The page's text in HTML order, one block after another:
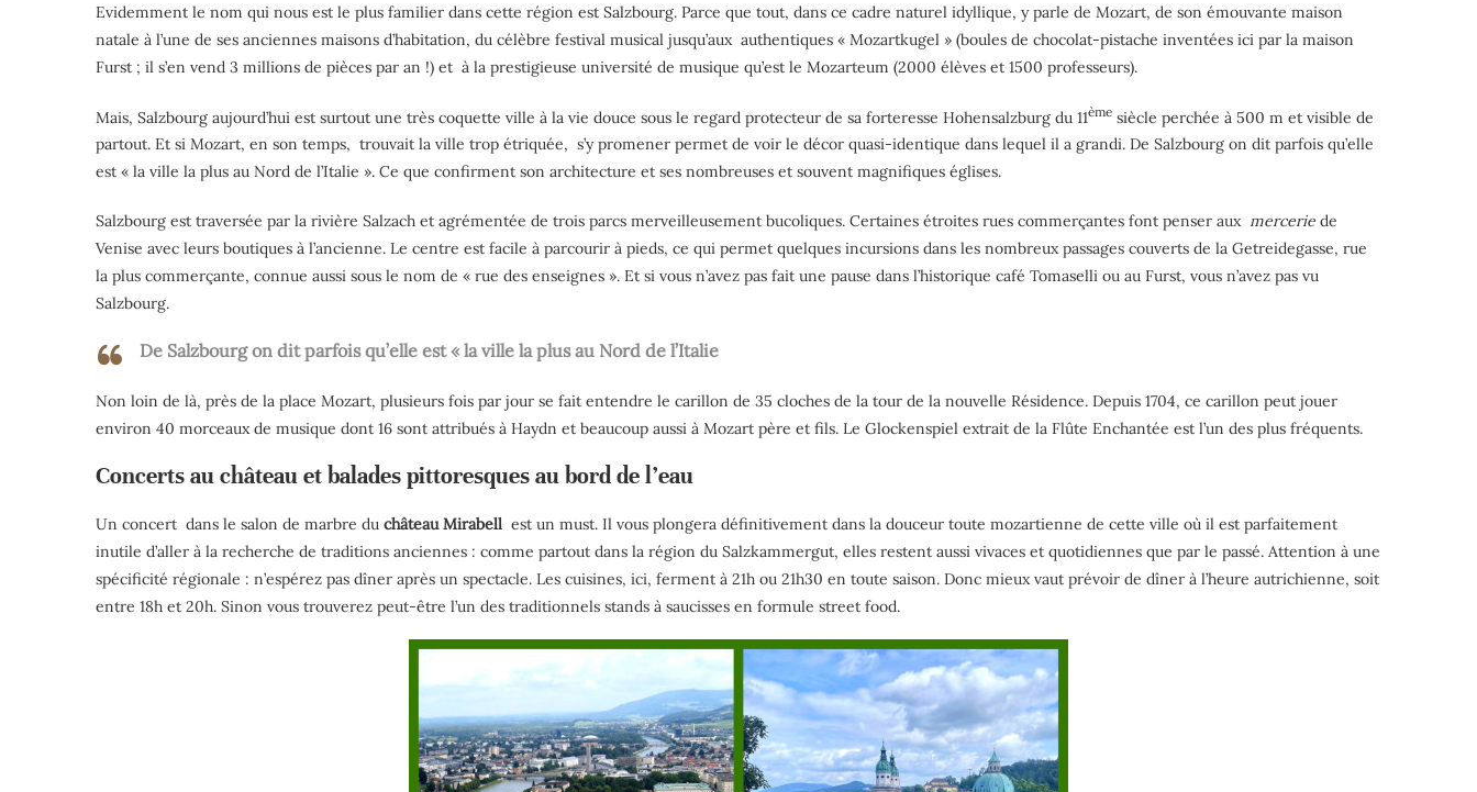
Evidemment le nom qui nous est le plus familier dans cette région est Salzbourg. Parce que tout, dans ce cadre naturel idyllique, y parle de Mozart, de son émouvante maison
natale à l’une de ses anciennes maisons d’habitation, du célèbre festival musical jusqu’aux authentiques « Mozartkugel » (boules de chocolat-pistache inventées ici par la maison
Furst ; il s’en vend 3 millions de pièces par an !) et à la prestigieuse université de musique qu’est le Mozarteum (2000 élèves et 1500 professeurs).
Mais, Salzbourg aujourd’hui est surtout une très coquette ville à la vie douce sous le regard protecteur de sa forteresse Hohensalzburg du 11ème siècle perchée à 500 m et visible de
partout. Et si Mozart, en son temps, trouvait la ville trop étriquée, s’y promener permet de voir le décor quasi-identique dans lequel il a grandi. De Salzbourg on dit parfois qu’elle
est « la ville la plus au Nord de l’Italie ». Ce que confirment son architecture et ses nombreuses et souvent magnifiques églises.
Salzbourg est traversée par la rivière Salzach et agrémentée de trois parcs merveilleusement bucoliques. Certaines étroites rues commerçantes font penser aux mercerie de
Venise avec leurs boutiques à l’ancienne. Le centre est facile à parcourir à pieds, ce qui permet quelques incursions dans les nombreux passages couverts de la Getreidegasse, rue
la plus commerçante, connue aussi sous le nom de « rue des enseignes ». Et si vous n’avez pas fait une pause dans l’historique café Tomaselli ou au Furst, vous n’avez pas vu
Salzbourg.
De Salzbourg on dit parfois qu’elle est « la ville la plus au Nord de l’Italie
Non loin de là, près de la place Mozart, plusieurs fois par jour se fait entendre le carillon de 35 cloches de la tour de la nouvelle Résidence. Depuis 1704, ce carillon peut jouer
environ 40 morceaux de musique dont 16 sont attribués à Haydn et beaucoup aussi à Mozart père et fils. Le Glockenspiel extrait de la Flûte Enchantée est l’un des plus fréquents.
Concerts au château et balades pittoresques au bord de l’eau
Un concert dans le salon de marbre du château Mirabell est un must. Il vous plongera définitivement dans la douceur toute mozartienne de cette ville où il est parfaitement
inutile d’aller à la recherche de traditions anciennes : comme partout dans la région du Salzkammergut, elles restent aussi vivaces et quotidiennes que par le passé. Attention à une
spécificité régionale : n’espérez pas dîner après un spectacle. Les cuisines, ici, ferment à 21h ou 21h30 en toute saison. Donc mieux vaut prévoir de dîner à l’heure autrichienne, soit
entre 18h et 20h. Sinon vous trouverez peut-être l’un des traditionnels stands à saucisses en formule street food.